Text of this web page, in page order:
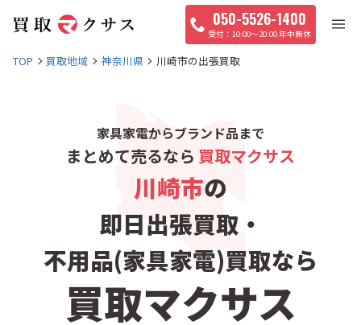
050-5526-1400
10:00〜20:00 年中無休
TOP 買取地域 神奈川県 川崎市の出張買取
家具家電からブランド品まで
まとめて売るなら 買取マクサス
川崎市の
即日出張買取・
不用品(家具家電)買取なら
買取マクサス